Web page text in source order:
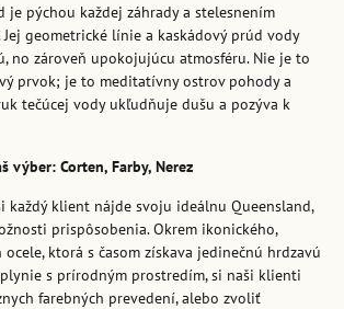
je pýchou každej záhrady a stelesnením
Jej geometrické línie a kaskádový prúd vody
no zároveň upokojujúcu atmosféru. Nie je to
prvok; je to meditatívny ostrov pohody a
tečúcej vody ukľudňuje dušu a pozýva k
výber: Corten, Farby, Nerez
každý klient nájde svoju ideálnu Queensland,
prispôsobenia. Okrem ikonického,
ktorá s časom získava jedinečnú hrdzavú
s prírodným prostredím, si naši klienti
farebných prevedení, alebo zvoliť